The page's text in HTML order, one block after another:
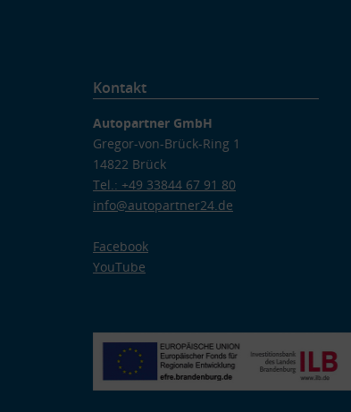
Kontakt
Autopartner GmbH
Gregor-von-Brück-Ring 1
14822 Brück
Tel.: +49 33844 67 91 80
info@autopartner24.de
Facebook
YouTube